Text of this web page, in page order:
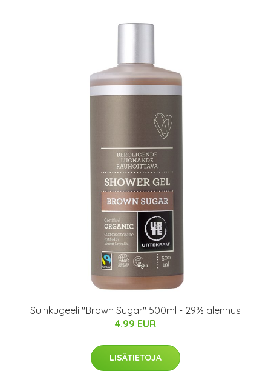
Suihkugeeli "Brown Sugar" 500ml - 29% alennus
4.99 EUR
LISÄTIETOJA